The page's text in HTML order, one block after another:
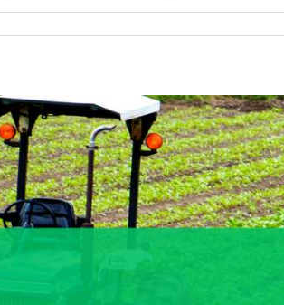
Biologico vs biodinamico: